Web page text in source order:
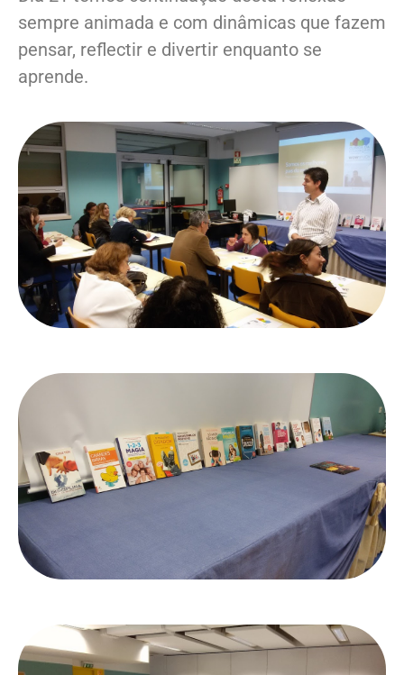
sempre animada e com dinâmicas que fazem
pensar, reflectir e divertir enquanto se
aprende.